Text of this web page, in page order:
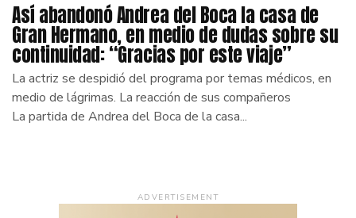
Así abandonó Andrea del Boca la casa de
Gran Hermano, en medio de dudas sobre su
continuidad: “Gracias por este viaje”
La actriz se despidió del programa por temas médicos, en
medio de lágrimas. La reacción de sus compañeros
La partida de Andrea del Boca de la casa...
ADVERTISEMENT